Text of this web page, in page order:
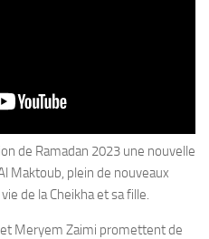
de Ramadan 2023 une nouvelle
Maktoub, plein de nouveaux
de la Cheikha et sa fille.
Meryem Zaimi promettent de